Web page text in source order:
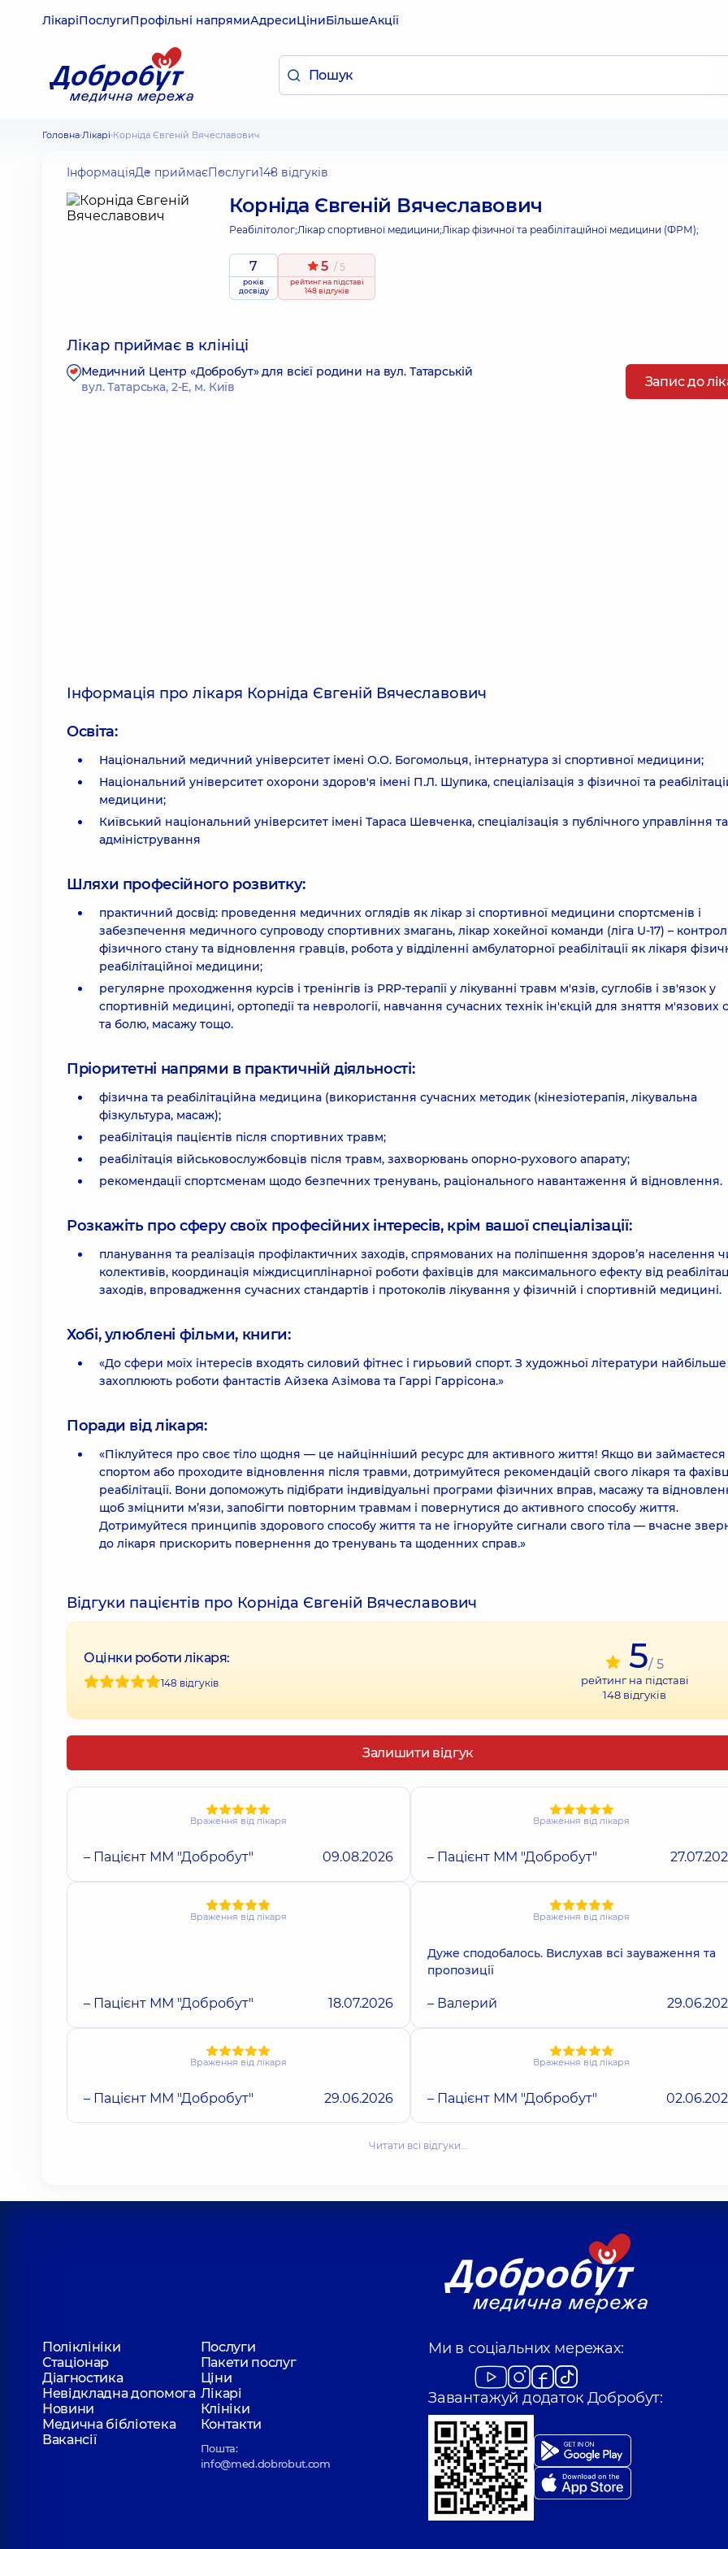
ЛікаріПослугиПрофільні напрямиАдресиЦіниБільшеАкції
Головна Лікарі Корніда Євгеній Вячеславович
ІнформаціяДе приймаєПослуги148 відгуків
Корніда Євгеній Вячеславович
Реабілітолог;Лікар спортивної медицини;Лікар фізичної та реабілітаційної медицини (ФРМ);
7
років
досвіду
5 / 5
рейтингна підставі
148 відгуків
Лікар приймає в клініці
Медичний Центр «Добробут» для всієї родини на вул. Татарській
вул. Татарська, 2-Е, м. Київ
Запис до
Інформація про лікаря Корніда Євгеній Вячеславович
Освіта:
Національний медичний університет імені О.О. Богомольця, інтернатура зі спортивної медицини;
Національний університет охорони здоров'я імені П.Л. Шупика, спеціалізація з фізичної та
медицини;
Київський національний університет імені Тараса Шевченка, спеціалізація з публічного управління та
адміністрування
Шляхи професійного розвитку:
практичний досвід: проведення медичних оглядів як лікар зі спортивної медицини спортсменів і
забезпечення медичного супроводу спортивних змагань, лікар хокейної команди (ліга U-17) –
фізичного стану та відновлення гравців, робота у відділенні амбулаторної реабілітації як лікаря
реабілітаційної медицини;
регулярне проходження курсів і тренінгів із PRP-терапії у лікуванні травм м'язів, суглобів і зв'язок у
спортивній медицині, ортопедії та неврології, навчання сучасних технік ін'єкцій для зняття м'язових
та болю, масажу тощо.
Пріоритетні напрями в практичній діяльності:
фізична та реабілітаційна медицина (використання сучасних методик (кінезіотерапія, лікувальна
фізкультура, масаж);
реабілітація пацієнтів після спортивних травм;
реабілітація військовослужбовців після травм, захворювань опорно-рухового апарату;
рекомендації спортсменам щодо безпечних тренувань, раціонального навантаження й відновлення.
Розкажіть про сферу своїх професійних інтересів, крім вашої спеціалізації:
планування та реалізація профілактичних заходів, спрямованих на поліпшення здоров’я населення
колективів, координація міждисциплінарної роботи фахівців для максимального ефекту від
заходів, впровадження сучасних стандартів і протоколів лікування у фізичній і спортивній медицині.
Хобі, улюблені фільми, книги:
«До сфери моїх інтересів входять силовий фітнес і гирьовий спорт. З художньої літератури найбільше
захоплюють роботи фантастів Айзека Азімова та Гаррі Гаррісона.»
Поради від лікаря:
«Піклуйтеся про своє тіло щодня — це найцінніший ресурс для активного життя! Якщо ви займаєтеся
спортом або проходите відновлення після травми, дотримуйтеся рекомендацій свого лікаря та
реабілітації. Вони допоможуть підібрати індивідуальні програми фізичних вправ, масажу та
щоб зміцнити м’язи, запобігти повторним травмам і повернутися до активного способу життя.
Дотримуйтеся принципів здорового способу життя та не ігноруйте сигнали свого тіла — вчасне
до лікаря прискорить повернення до тренувань та щоденних справ.»
Відгуки пацієнтів про Корніда Євгеній Вячеславович
Оцінки роботи лікаря:
148 відгуків
5/ 5
рейтинг на підставі
148 відгуків
Залишити відгук
Враження від лікаря
– Пацієнт ММ "Добробут" 09.08.2026
Враження від лікаря
– Пацієнт ММ "Добробут"
Враження від лікаря
– Пацієнт ММ "Добробут" 18.07.2026
Враження від лікаря
Дуже сподобалось. Вислухав всі зауваження та
пропозиції
– Валерий
Враження від лікаря
– Пацієнт ММ "Добробут" 29.06.2026
Враження від лікаря
– Пацієнт ММ "Добробут"
Читати всі відгуки…
Поліклініки
Послуги
Стаціонар
Пакети послуг
Діагностика
Ціни
Невідкладна допомога Лікарі
Новини
Клініки
Медична бібліотека
Контакти
Вакансії
Пошта:
info@med.dobrobut.com
Ми в соціальних мережах:
Завантажуй додаток Добробут: